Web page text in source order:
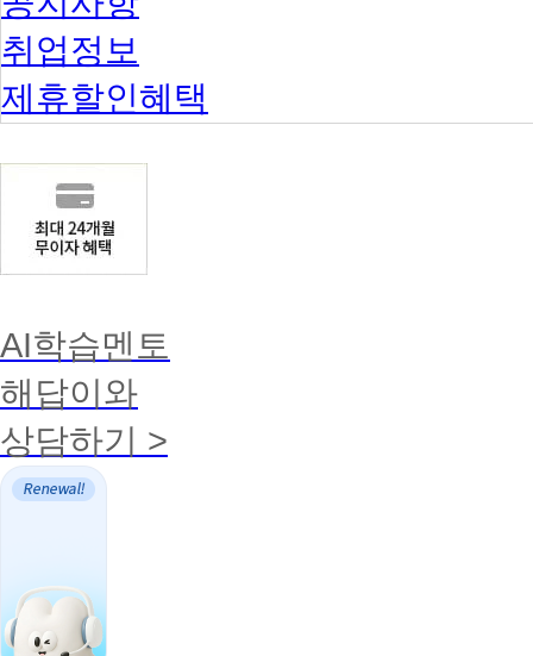
취업정보
제휴할인혜택
AI학습멘토
해답이와
상담하기 >